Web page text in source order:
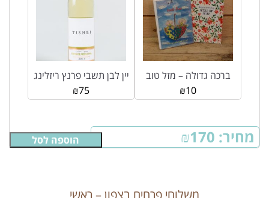
מחיר: ₪170 הוספה לסל
יין לבן תשבי פרנץ ריזלינג
₪75
ברכה גדולה – מזל טוב
₪10
משלוחי פרחים בצפון – ראשי